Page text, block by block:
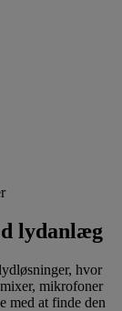
lydanlæg
hvor
mikrofoner
med at finde den